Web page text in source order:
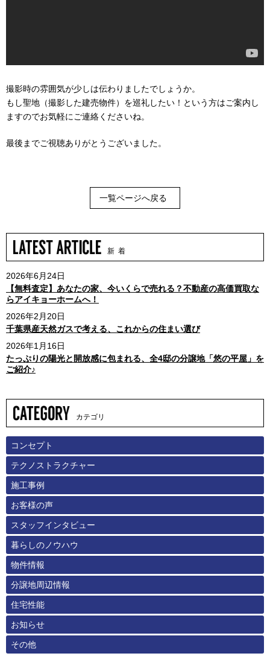
撮影時の雰囲気が少しは伝わりましたでしょうか。
もし聖地（撮影した建売物件）を巡礼したい！という方はご案内し
ますのでお気軽にご連絡くださいね。
最後までご視聴ありがとうございました。
一覧ページへ戻る
新 着
2026年6月24日
【無料査定】あなたの家、今いくらで売れる？不動産の高価買取な
らアイキョーホームへ！
2026年2月20日
千葉県産天然ガスで考える、これからの住まい選び
2026年1月16日
たっぷりの陽光と開放感に包まれる、全4邸の分譲地「悠の平屋」を
ご紹介♪
カテゴリ
コンセプト
テクノストラクチャー
施工事例
お客様の声
スタッフインタビュー
暮らしのノウハウ
物件情報
分譲地周辺情報
住宅性能
お知らせ
その他